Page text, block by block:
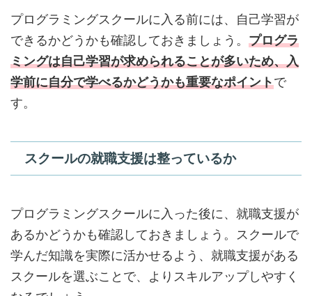
プログラミングスクールに入る前には、自己学習が
できるかどうかも確認しておきましょう。 プログラ
ミングは自己学習が求められることが多いため、入
学前に自分で学べるかどうかも重要なポイントで
す。
スクールの就職支援は整っているか
プログラミングスクールに入った後に、就職支援が
あるかどうかも確認しておきましょう。スクールで
学んだ知識を実際に活かせるよう、就職支援がある
スクールを選ぶことで、よりスキルアップしやすく